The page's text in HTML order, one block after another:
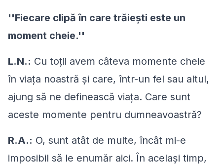
''Fiecare clipă în care trăieşti este un
moment cheie.''
L.N.: Cu toţii avem câteva momente cheie
în viaţa noastră şi care, într-un fel sau altul,
ajung să ne definească viaţa. Care sunt
aceste momente pentru dumneavoastră?
R.A.: O, sunt atât de multe, încât mi-e
imposibil să le enumăr aici. În acelaşi timp,